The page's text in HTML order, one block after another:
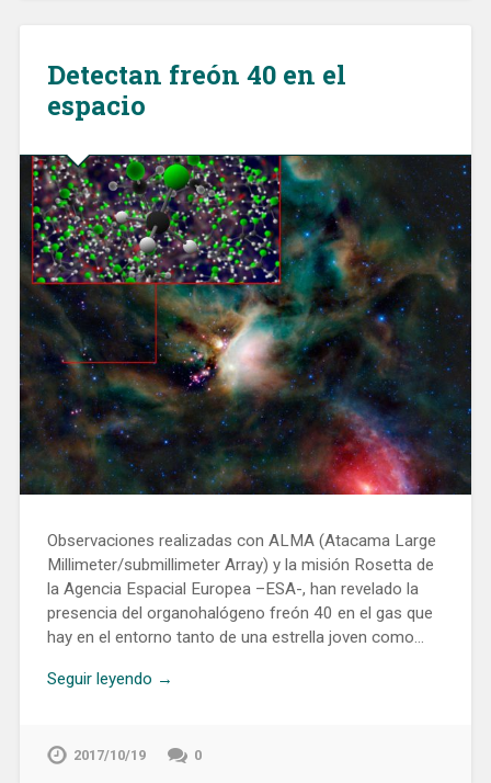
Detectan freón 40 en el
espacio
Observaciones realizadas con ALMA (Atacama Large
Millimeter/submillimeter Array) y la misión Rosetta de
la Agencia Espacial Europea –ESA-, han revelado la
presencia del organohalógeno freón 40 en el gas que
hay en el entorno tanto de una estrella joven como…
Seguir leyendo →
2017/10/19 0